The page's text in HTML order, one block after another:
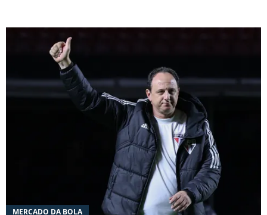
MERCADO DA BOLA